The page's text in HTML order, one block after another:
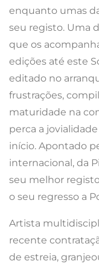
enquanto umas
seu registo. Uma
que os
edições até este
editado no
frustrações,
maturidade na
perca a
início. Apontado
internacional, da
seu melhor
o seu regresso a
Artista
recente
de estreia,